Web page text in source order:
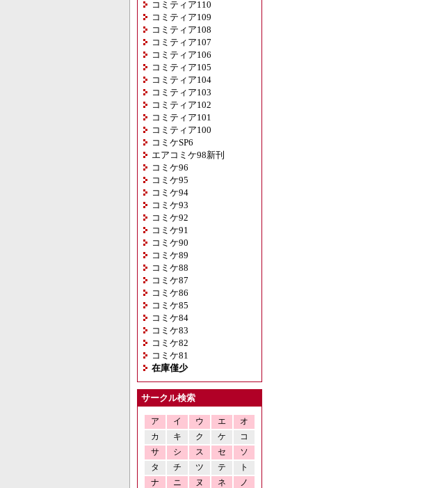
コミティア110
コミティア109
コミティア108
コミティア107
コミティア106
コミティア105
コミティア104
コミティア103
コミティア102
コミティア101
コミティア100
コミケSP6
エアコミケ98新刊
コミケ96
コミケ95
コミケ94
コミケ93
コミケ92
コミケ91
コミケ90
コミケ89
コミケ88
コミケ87
コミケ86
コミケ85
コミケ84
コミケ83
コミケ82
コミケ81
在庫僅少
サークル検索
ア イ ウ エ
オ
カ
キ ク ケ
コ
サ
シ ス セ
ソ
タ
チ ツ テ
ト
ナ
ニ ヌ ネ
ノ